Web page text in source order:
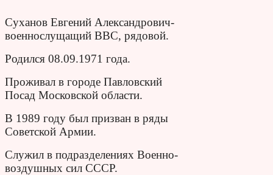
Суханов Евгений Александрович-
военнослущащий ВВС, рядовой.
Родился 08.09.1971 года.
Проживал в городе Павловский
Посад Московской области.
В 1989 году был призван в ряды
Советской Армии.
Служил в подразделениях Военно-
воздушных сил СССР.